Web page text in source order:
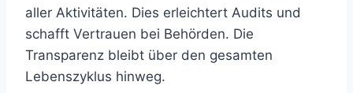
aller Aktivitäten. Dies erleichtert Audits und
schafft Vertrauen bei Behörden. Die
Transparenz bleibt über den gesamten
Lebenszyklus hinweg.